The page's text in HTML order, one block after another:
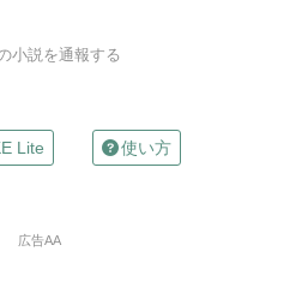
小説を通報する
は確認メールが自動返信されます
Lite 使い方
広告AA